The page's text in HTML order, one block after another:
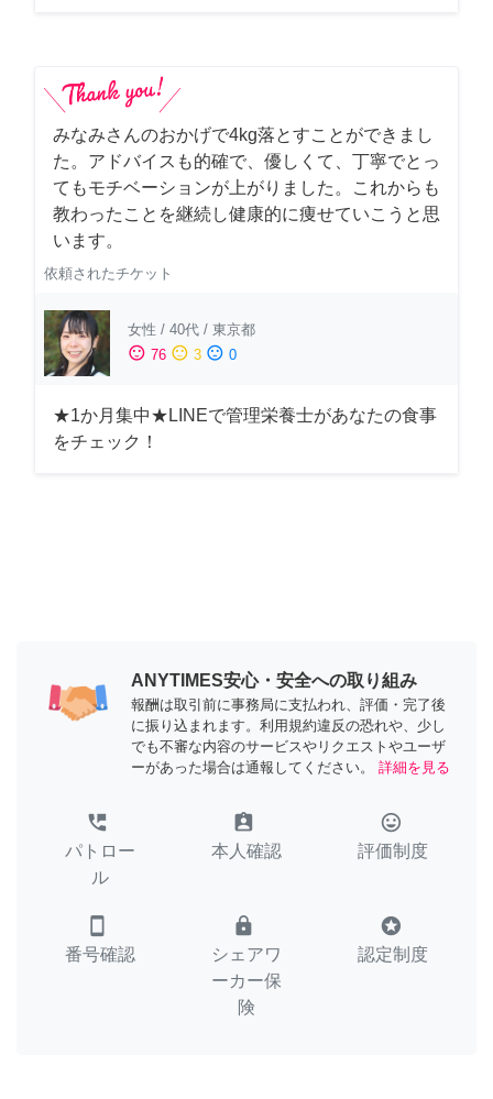
みなみさんのおかげで4kg落とすことができまし
た。アドバイスも的確で、優しくて、丁寧でとっ
てもモチベーションが上がりました。これからも
教わったことを継続し健康的に痩せていこうと思
います。
依頼されたチケット
女性 / 40代 / 東京都
sentiment_satisfied 76 sentiment_neutral 3 sentiment_dissatisfied 0
★1か月集中★LINEで管理栄養士があなたの食事
をチェック！
ANYTIMES安心・安全への取り組み
報酬は取引前に事務局に支払われ、評価・完了後
に振り込まれます。利用規約違反の恐れや、少し
でも不審な内容のサービスやリクエストやユーザ
ーがあった場合は通報してください。
詳細を見る
perm_phone_msg
パトロー
ル
assignment_ind
本人確認
tag_faces
評価制度
smartphone
番号確認
lock
シェアワ
ーカー保
険
stars
認定制度